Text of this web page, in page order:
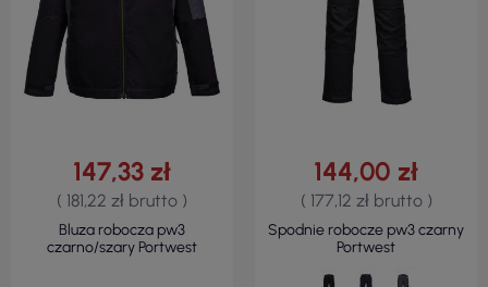
147,33 zł
( 181,22 zł brutto )
Bluza robocza pw3
czarno/szary Portwest
144,00 zł
( 177,12 zł brutto )
Spodnie robocze pw3 czarny
Portwest